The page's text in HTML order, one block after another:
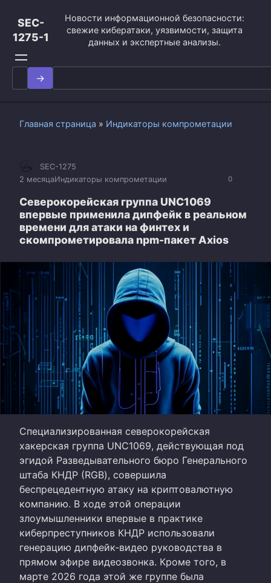
контенту
SEC-
1275-1
Новости информационной безопасности:
свежие кибератаки, уязвимости, защита
данных и экспертные анализы.
Search
for:
Главная страница » Индикаторы компрометации
0
SEC-1275
2 месяцаИндикаторы компрометации
Северокорейская группа UNC1069
впервые применила дипфейк в реальном
времени для атаки на финтех и
скомпрометировала npm-пакет Axios
Специализированная северокорейская
хакерская группа UNC1069, действующая под
эгидой Разведывательного бюро Генерального
штаба КНДР (RGB), совершила
беспрецедентную атаку на криптовалютную
компанию. В ходе этой операции
злоумышленники впервые в практике
киберпреступников КНДР использовали
генерацию дипфейк-видео руководства в
прямом эфире видеозвонка. Кроме того, в
марте 2026 года этой же группе была